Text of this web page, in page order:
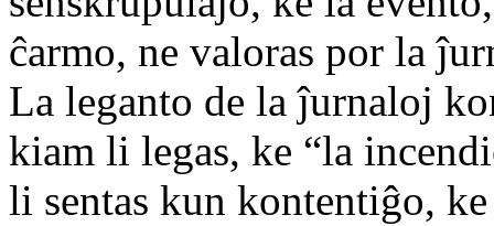
ĉarmo, ne valoras por la
La leganto de la ĵurnaloj
kiam li legas, ke “la
li sentas kun kontentiĝo,